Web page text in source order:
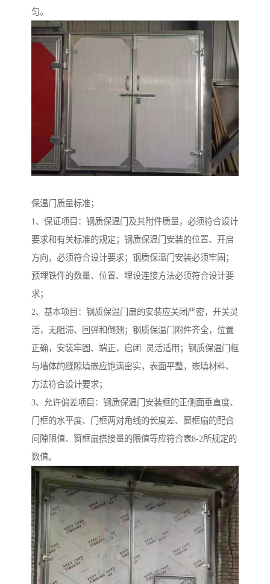
匀。
保温门质量标准；
1、保证项目：钢质保温门及其附件质量，必须符合设计
要求和有关标准的规定；钢质保温门安装的位置、开启
方向，必须符合设计要求；钢质保温门安装必须牢固；
预埋铁件的数量、位置、埋设连接方法必须符合设计要
求；
2、基本项目：钢质保温门扇的安装应关闭严密，开关灵
活，无阻滞、回弹和倒翘；钢质保温门附件齐全，位置
正确，安装牢固、端正，启闭 灵活适用；钢质保温门框
与墙体的缝隙填嵌应饱满密实，表面平整，嵌填材料、
方法符合设计要求；
3、允许偏差项目：钢质保温门安装框的正侧面垂直度、
门框的水平度、门框两对角线的长度差、窗框扇的配合
间隙限值、窗框扇搭接量的限值等应符合表8-2所规定的
数值。